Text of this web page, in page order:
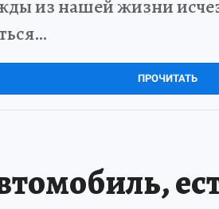
из нашей жизни
ПРОЧИТАТЬ